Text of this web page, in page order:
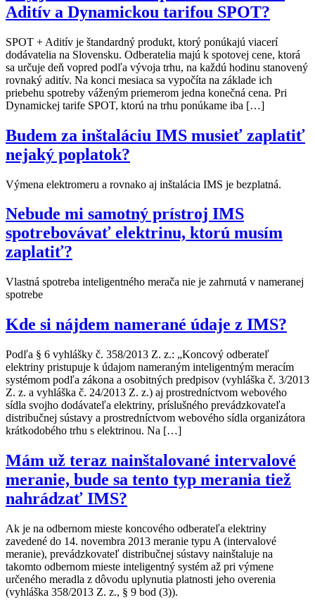
Aditív a Dynamickou tarifou SPOT?
SPOT + Aditív je štandardný produkt, ktorý ponúkajú viacerí
dodávatelia na Slovensku. Odberatelia majú k spotovej cene, ktorá
sa určuje deň vopred podľa vývoja trhu, na každú hodinu stanovený
rovnaký aditív. Na konci mesiaca sa vypočíta na základe ich
priebehu spotreby váženým priemerom jedna konečná cena. Pri
Dynamickej tarife SPOT, ktorú na trhu ponúkame iba […]
Budem za inštaláciu IMS musieť zaplatiť
nejaký poplatok?
Výmena elektromeru a rovnako aj inštalácia IMS je bezplatná.
Nebude mi samotný prístroj IMS
spotrebovávať elektrinu, ktorú musím
zaplatiť?
Vlastná spotreba inteligentného merača nie je zahrnutá v nameranej
spotrebe
Kde si nájdem namerané údaje z IMS?
Podľa § 6 vyhlášky č. 358/2013 Z. z.: „Koncový odberateľ
elektriny pristupuje k údajom nameraným inteligentným meracím
systémom podľa zákona a osobitných predpisov (vyhláška č. 3/2013
Z. z. a vyhláška č. 24/2013 Z. z.) aj prostredníctvom webového
sídla svojho dodávateľa elektriny, príslušného prevádzkovateľa
distribučnej sústavy a prostredníctvom webového sídla organizátora
krátkodobého trhu s elektrinou. Na […]
Mám už teraz nainštalované intervalové
meranie, bude sa tento typ merania tiež
nahrádzať IMS?
Ak je na odbernom mieste koncového odberateľa elektriny
zavedené do 14. novembra 2013 meranie typu A (intervalové
meranie), prevádzkovateľ distribučnej sústavy nainštaluje na
takomto odbernom mieste inteligentný systém až pri výmene
určeného meradla z dôvodu uplynutia platnosti jeho overenia
(vyhláška 358/2013 Z. z., § 9 bod (3)).